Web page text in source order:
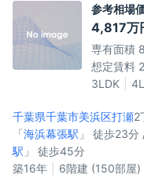
参考相場
4,817万
専有面積
想定賃料
3LDK
千葉県千葉市美浜区打瀬2
「海浜幕張駅 」 徒歩23分
駅 」 徒歩45分
築16年
6階建 (150部屋)